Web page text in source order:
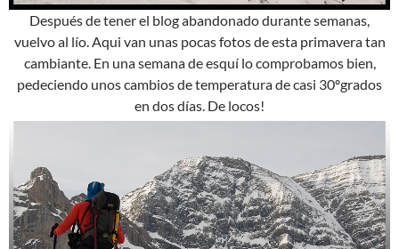
Después de tener el blog abandonado durante semanas,
vuelvo al lío. Aqui van unas pocas fotos de esta primavera tan
cambiante. En una semana de esquí lo comprobamos bien,
pedeciendo unos cambios de temperatura de casi 30ºgrados
en dos días. De locos!